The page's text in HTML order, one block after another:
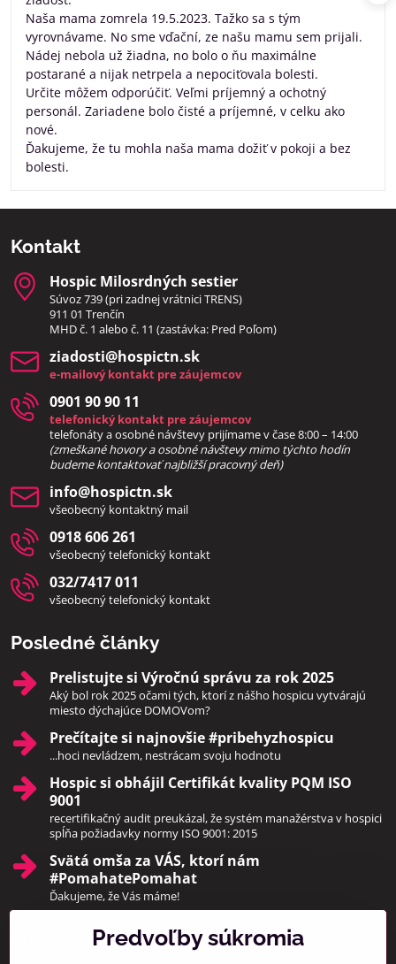
Naša mama zomrela 19.5.2023. Tažko sa s tým
vyrovnávame. No sme vďační, ze našu mamu sem prijali.
Nádej nebola už žiadna, no bolo o ňu maximálne
postarané a nijak netrpela a nepociťovala bolesti.
Určite môžem odporúčiť. Veľmi príjemný a ochotný
personál. Zariadene bolo čisté a príjemné, v celku ako
nové.
Ďakujeme, že tu mohla naša mama dožiť v pokoji a bez
bolesti.
Kontakt
Hospic Milosrdných sestier
Súvoz 739 (pri zadnej vrátnici TRENS)
911 01 Trenčín
MHD č. 1 alebo č. 11 (zastávka: Pred Poľom)
ziadosti​@hospictn​.sk
e-mailový kontakt pre záujemcov
0901 90 90 11
telefonický kontakt pre záujemcov
telefonáty a osobné návštevy prijímame v čase 8:00 – 14:00
(zmeškané hovory a osobné návštevy mimo týchto hodín
budeme kontaktovať najbližší pracovný deň)
info​@hospictn​.sk
všeobecný kontaktný mail
0918 606 261
všeobecný telefonický kontakt
032/7417 011
všeobecný telefonický kontakt
Posledné články
Prelistujte si Výročnú správu za rok 2025
Aký bol rok 2025 očami tých, ktorí z nášho hospicu vytvárajú
miesto dýchajúce DOMOVom?
Prečítajte si najnovšie #pribehyzhospicu
...hoci nevládzem, nestrácam svoju hodnotu
Hospic si obhájil Certifikát kvality PQM ISO
9001
recertifikačný audit preukázal, že systém manažérstva v hospici
spĺňa požiadavky normy ISO 9001: 2015
Svätá omša za VÁS, ktorí nám
#PomahatePomahat
Ďakujeme, že Vás máme!
Pridajte sa k námPredvoľby súkromia